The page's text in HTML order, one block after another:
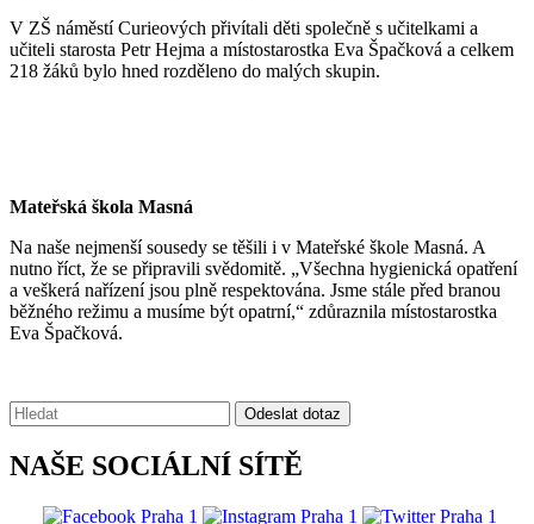
V ZŠ náměstí Curieových přivítali děti společně s učitelkami a
učiteli starosta Petr Hejma a místostarostka Eva Špačková a celkem
218 žáků bylo hned rozděleno do malých skupin.
Mateřská škola Masná
Na naše nejmenší sousedy se těšili i v Mateřské škole Masná. A
nutno říct, že se připravili svědomitě. „Všechna hygienická opatření
a veškerá nařízení jsou plně respektována. Jsme stále před branou
běžného režimu a musíme být opatrní,“ zdůraznila místostarostka
Eva Špačková.
Vyhledávání: Odeslat dotaz
NAŠE SOCIÁLNÍ SÍTĚ